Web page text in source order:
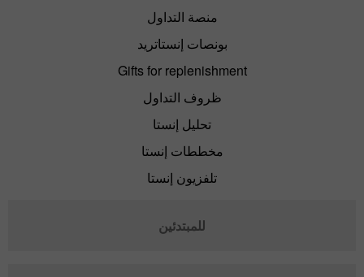
منصة التداول
بونصات إنستاتريد
Gifts for replenishment
ظروف التداول
تحليل إنستا
مخططات إنستا
تلفزيون إنستا
للمبتدئين